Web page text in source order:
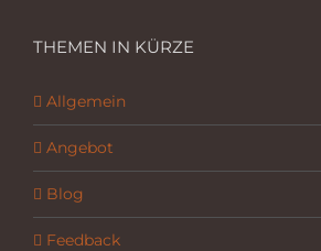
THEMEN IN KÜRZE
Allgemein
Angebot
Blog
Feedback